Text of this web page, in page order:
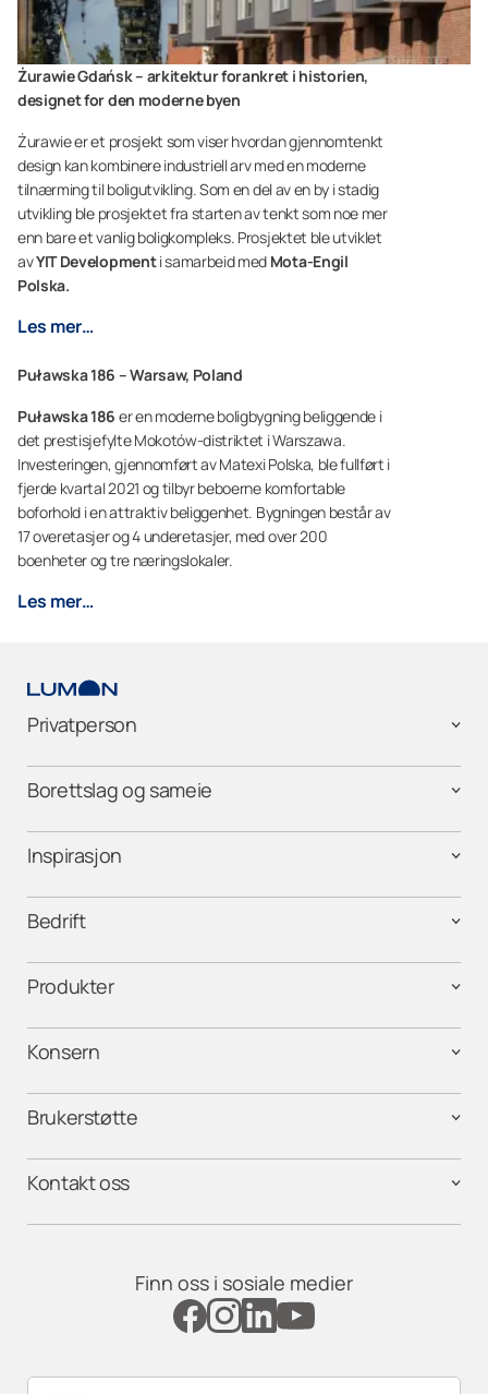
Żurawie Gdańsk – arkitektur forankret i historien,
designet for den moderne byen
Żurawie er et prosjekt som viser hvordan gjennomtenkt
design kan kombinere industriell arv med en moderne
tilnærming til boligutvikling. Som en del av en by i stadig
utvikling ble prosjektet fra starten av tenkt som noe mer
enn bare et vanlig boligkompleks. Prosjektet ble utviklet
avYIT Developmenti samarbeid med Mota-Engil
Polska.
Les mer…
Puławska 186 – Warsaw, Poland
Puławska 186 er en moderne boligbygning beliggende i
det prestisjefylte Mokotów-distriktet i Warszawa.
Investeringen, gjennomført av Matexi Polska, ble fullført i
fjerde kvartal 2021 og tilbyr beboerne komfortable
boforhold i en attraktiv beliggenhet. Bygningen består av
17 overetasjer og 4 underetasjer, med over 200
boenheter og tre næringslokaler.
Les mer…
Privatperson
Borettslag og sameie
Inspirasjon
Bedrift
Produkter
Konsern
Brukerstøtte
Kontakt oss
Finn oss i sosiale medier